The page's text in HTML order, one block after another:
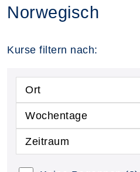
Norwegisch
Kurse filtern nach:
Ort
Wochentage
Zeitraum